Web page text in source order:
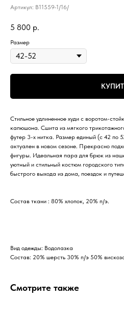
Артикул: B11559-1/16/
5 800 р.
Размер
Стильное удлиненное худи с воротом-
капюшона. Сшита из мягкого
футер 3-х нитка. Размер единый (c 42 по
актуален в новом сезоне. Прекрасно
фигуры. Идеальная пара для брюк из
уютный и стильный костюм городского
быстрого выхода из дома, поездок и
Состав ткани : 80% хлопок, 20% п/э.
Вид одежды: Водолазка
Состав: 20% шерсть 30% п/э 50%
Смотрите также